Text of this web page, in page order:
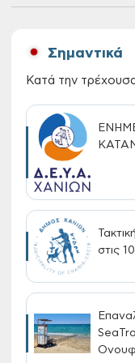
Σημαντικά
Κατά την
στις